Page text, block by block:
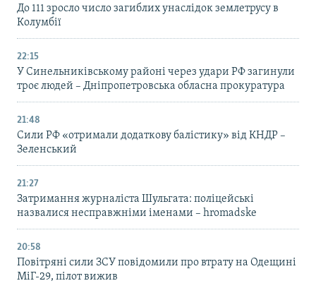
До 111 зросло число загиблих унаслідок землетрусу в
Колумбії
22:15
У Синельниківському районі через удари РФ загинули
троє людей – Дніпропетровська обласна прокуратура
21:48
Сили РФ «отримали додаткову балістику» від КНДР –
Зеленський
21:27
Затримання журналіста Шульгата: поліцейські
назвалися несправжніми іменами – hromadske
20:58
Повітряні сили ЗСУ повідомили про втрату на Одещині
МіГ-29, пілот вижив